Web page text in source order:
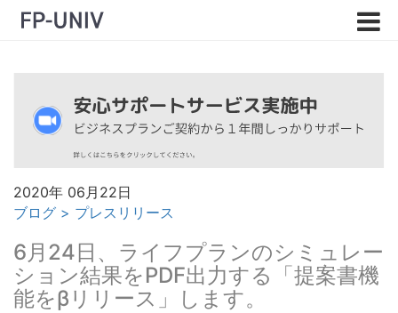
2020年 06月22日
ブログ > プレスリリース
6月24日、ライフプランのシミュレー
ション結果をPDF出力する「提案書機
能をβリリース」します。